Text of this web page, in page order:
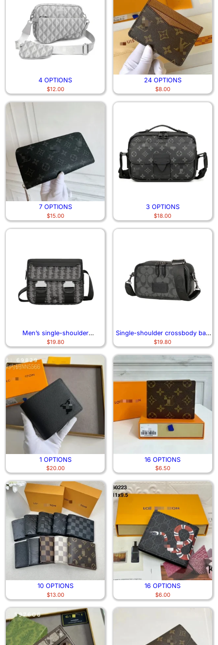
4 OPTIONS
$12.00
24 OPTIONS
$8.00
7 OPTIONS
$15.00
3 OPTIONS
$18.00
Men’s single-shoulder
crossbody bag 6994
$19.80
Single-shoulder crossbody bag
and small backpack 1106
$19.80
1 OPTIONS
$20.00
16 OPTIONS
$6.50
10 OPTIONS
$13.00
16 OPTIONS
$6.00